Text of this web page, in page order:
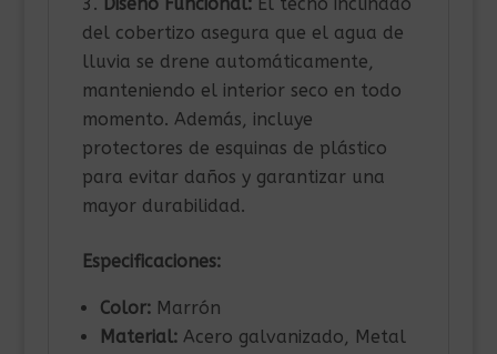
del cobertizo asegura que el agua de
lluvia se drene automáticamente,
manteniendo el interior seco en todo
momento. Además, incluye
protectores de esquinas de plástico
para evitar daños y garantizar una
mayor durabilidad.
Especificaciones:
Color:Marrón
Material:Acero galvanizado, Metal